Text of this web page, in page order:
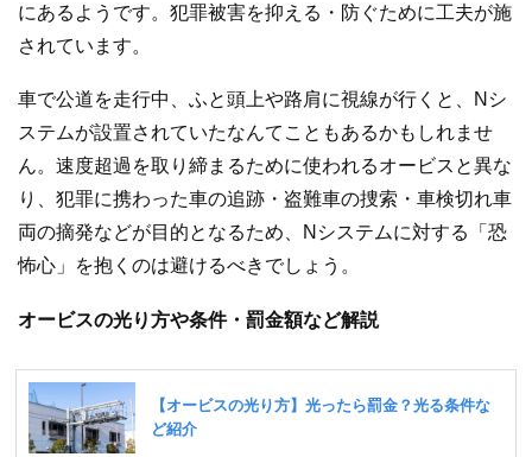
にあるようです。犯罪被害を抑える・防ぐために工夫が施
されています。
車で公道を走行中、ふと頭上や路肩に視線が行くと、Nシ
ステムが設置されていたなんてこともあるかもしれませ
ん。速度超過を取り締まるために使われるオービスと異な
り、犯罪に携わった車の追跡・盗難車の捜索・車検切れ車
両の摘発などが目的となるため、Nシステムに対する「恐
怖心」を抱くのは避けるべきでしょう。
オービスの光り方や条件・罰金額など解説